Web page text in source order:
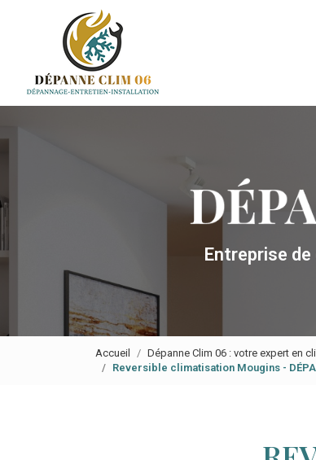
Entreprise
Accueil Dépanne Clim 06 : votre expert en
Reversible climatisation Mougins -